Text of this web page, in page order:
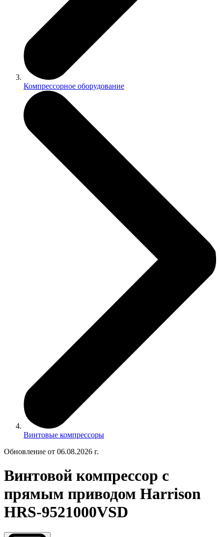
Компрессорное оборудование
Винтовые компрессоры
Обновление от 06.08.2026 г.
Винтовой компрессор с
прямым приводом Harrison
HRS-9521000VSD